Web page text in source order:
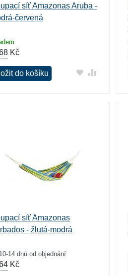
síť Amazonas Aruba -
červená
Kč
do košíku
síť Amazonas
- žlutá-modrá
14 dnů od objednání
Kč